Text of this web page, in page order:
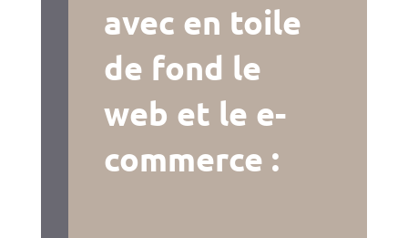
avec en toile
de fond le
web et le e-
commerce :